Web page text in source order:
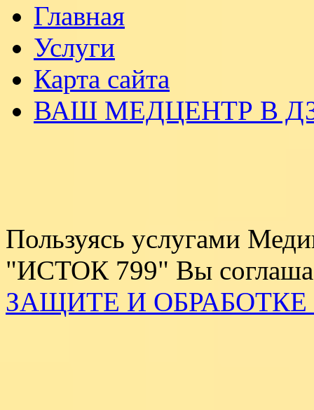
Главная
Услуги
Карта сайта
ВАШ МЕДЦЕНТР В
Пользуясь услугами
"ИСТОК 799" Вы
ЗАЩИТЕ И